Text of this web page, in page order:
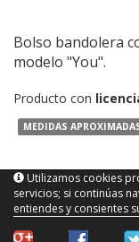
Bolso bandolera
modelo "You".
Producto con
MEDIDAS
Utilizamos cookies
servicios; si continúas
entiendes y consientes